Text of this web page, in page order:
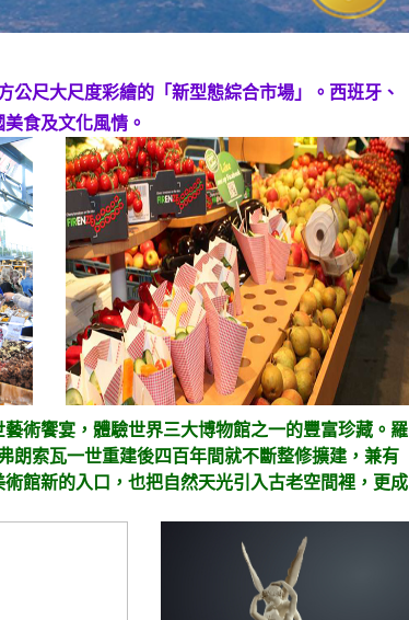
尺大尺度彩繪的「新型態綜合市場」。西班牙、
食及文化風情。
術饗宴，體驗世界三大博物館之一的豐富珍藏。羅
朗索瓦一世重建後四百年間就不斷整修擴建，兼有
館新的入口，也把自然天光引入古老空間裡，更成